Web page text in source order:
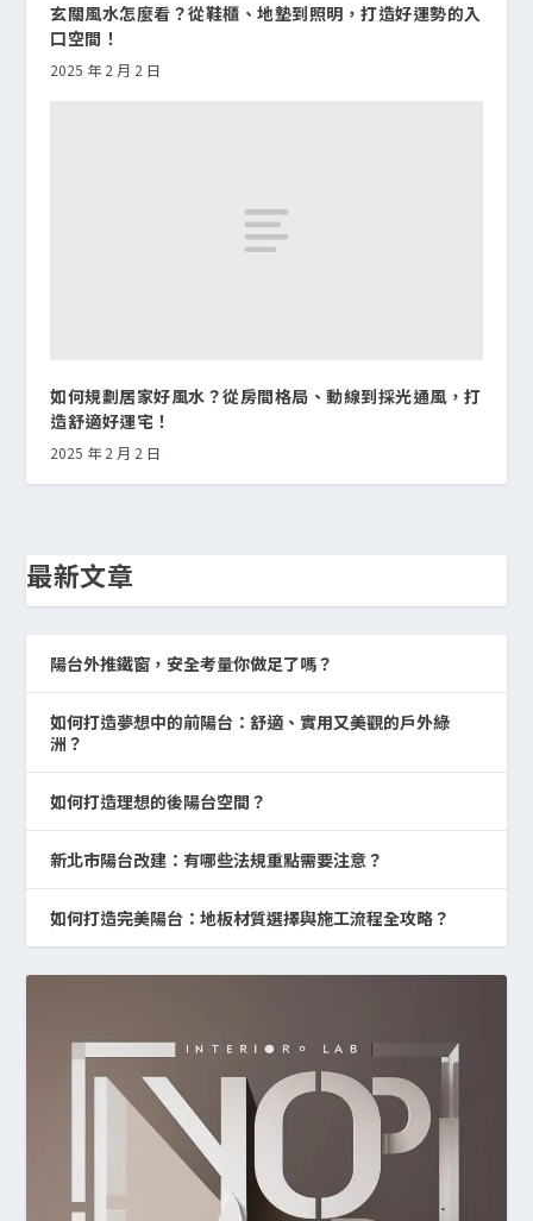
玄關風水怎麼看？從鞋櫃、地墊到照明，打造好運勢的入
口空間！
2025 年 2 月 2 日
如何規劃居家好風水？從房間格局、動線到採光通風，打
造舒適好運宅！
2025 年 2 月 2 日
最新文章
陽台外推鐵窗，安全考量你做足了嗎？
如何打造夢想中的前陽台：舒適、實用又美觀的戶外綠
洲？
如何打造理想的後陽台空間？
新北市陽台改建：有哪些法規重點需要注意？
如何打造完美陽台：地板材質選擇與施工流程全攻略？